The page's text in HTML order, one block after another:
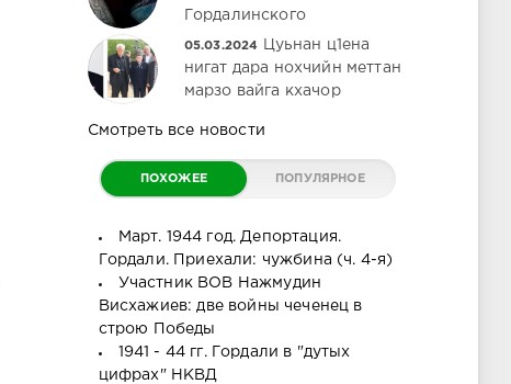
Гордалинского
05.03.2024
Цуьнан ц1ена
нигат дара нохчийн меттан
марзо вайга кхачор
Смотреть все новости
ПОХОЖЕЕ ПОПУЛЯРНОЕ
Март. 1944 год. Депортация.
Гордали. Приехали: чужбина (ч. 4-я)
Участник ВОВ Нажмудин
Висхажиев: две войны чеченец в
строю Победы
1941 - 44 гг. Гордали в "дутых
цифрах" НКВД